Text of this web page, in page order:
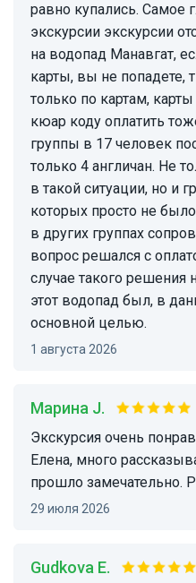
равно купались. Самое
экскурсии экскурсии
на водопад Манавгат,
карты, вы не попадете,
только по картам,
кюар коду оплатить
группы в 17 человек
только 4 англичан. Не
в такой ситуации, но и
которых просто не
в других группах
вопрос решался с
случае такого решения
этот водопад был, в
основной целью.
1 августа 2026
Марина J.
Экскурсия очень понравилась. Экскурсовод
Елена, много
прошло замечательно.
29 июля 2026
Gudkova E.